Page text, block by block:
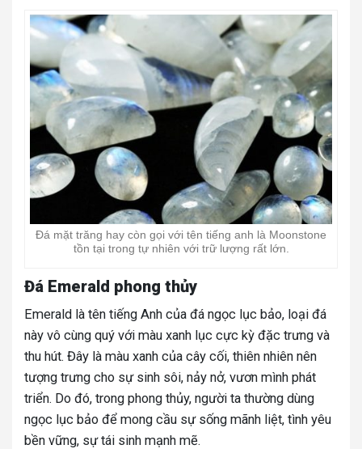
Đá mặt trăng hay còn gọi với tên tiếng anh là Moonstone
tồn tại trong tự nhiên với trữ lượng rất lớn.
Đá Emerald phong thủy
Emerald là tên tiếng Anh của đá ngọc lục bảo, loại đá
này vô cùng quý với màu xanh lục cực kỳ đặc trưng và
thu hút. Đây là màu xanh của cây cối, thiên nhiên nên
tượng trưng cho sự sinh sôi, nảy nở, vươn mình phát
triển. Do đó, trong phong thủy, người ta thường dùng
ngọc lục bảo để mong cầu sự sống mãnh liệt, tình yêu
bền vững, sự tái sinh mạnh mẽ.